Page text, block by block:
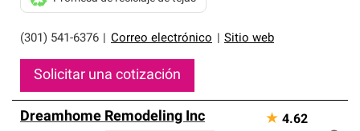
(301) 541-6376 Correo electrónico Sitio web
Solicitar una cotización
Dreamhome Remodeling Inc ★ 4.62